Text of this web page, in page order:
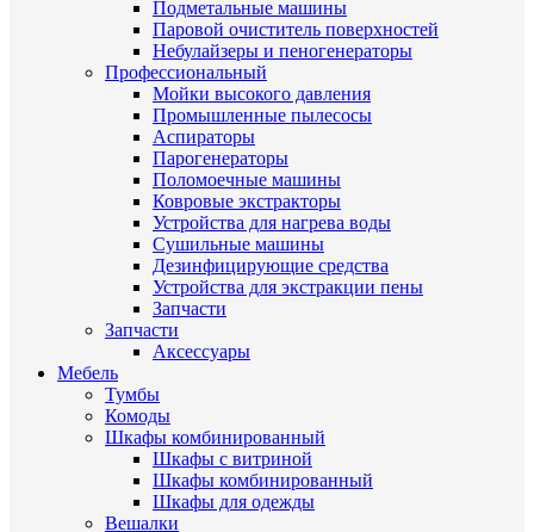
Подметальные машины
Паровой очиститель поверхностей
Небулайзеры и пеногенераторы
Профессиональный
Мойки высокого давления
Промышленные пылесосы
Аспираторы
Парогенераторы
Поломоечные машины
Ковровые экстракторы
Устройства для нагрева воды
Сушильные машины
Дезинфицирующие средства
Устройства для экстракции пены
Запчасти
Запчасти
Аксессуары
Мебель
Тумбы
Комоды
Шкафы комбинированный
Шкафы с витриной
Шкафы комбинированный
Шкафы для одежды
Вешалки